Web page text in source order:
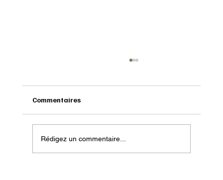
Onatera : Pour affronter l’hiver
Commentaires
Rédigez un commentaire...